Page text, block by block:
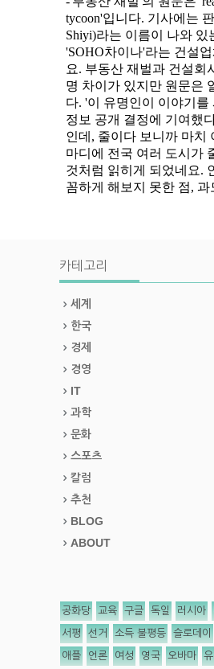
카테고리
세계
한국
경제
경영
IT
과학
문화
스포츠
칼럼
추천
BLOG
ABOUT
공화당 교육 구글 독일 러시아
서평 선거 소득 불평등 슬로데이
애플 언론 여성 영국 오바마